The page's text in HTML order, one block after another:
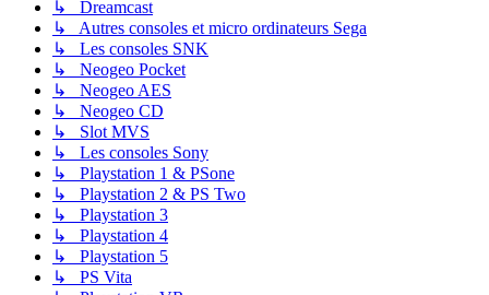
↳ Dreamcast
↳ Autres consoles et micro ordinateurs Sega
↳ Les consoles SNK
↳ Neogeo Pocket
↳ Neogeo AES
↳ Neogeo CD
↳ Slot MVS
↳ Les consoles Sony
↳ Playstation 1 & PSone
↳ Playstation 2 & PS Two
↳ Playstation 3
↳ Playstation 4
↳ Playstation 5
↳ PS Vita